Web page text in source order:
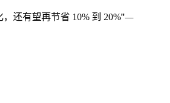
还有望再节省 10% 到 20%"—